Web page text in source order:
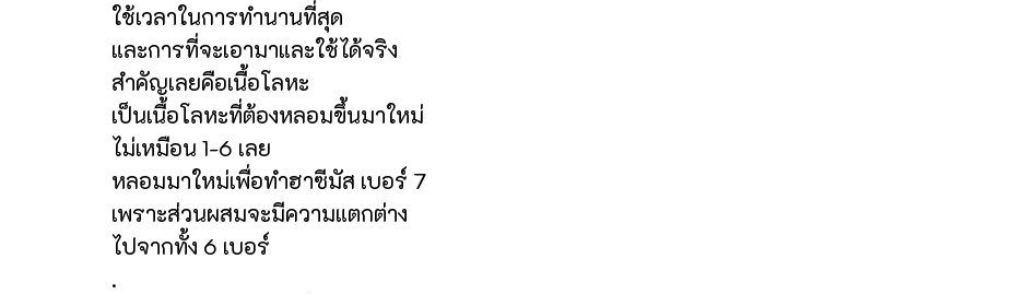
ใช้เวลาในการทำนานที่สุด
และการที่จะเอามาและใช้ได้จริง
สำคัญเลยคือเนื้อโลหะ
เป็นเนื้อโลหะที่ต้องหลอมขึ้นมาใหม่
ไม่เหมือน 1-6 เลย
หลอมมาใหม่เพื่อทำฮาซีมัส เบอร์ 7
เพราะส่วนผสมจะมีความแตกต่าง
ไปจากทั้ง 6 เบอร์
.